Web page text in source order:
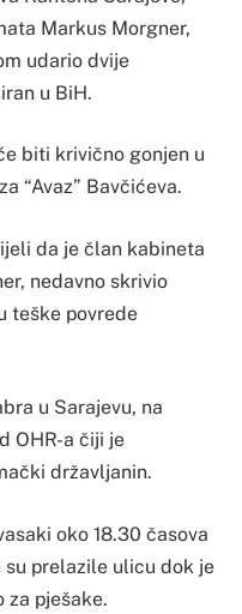
Markus Morgner,
udario dvije
u BiH.
biti krivično gonjen u
“Avaz” Bavčićeva.
da je član kabineta
nedavno skrivio
teške povrede
u Sarajevu, na
OHR-a čiji je
državljanin.
oko 18.30 časova
su prelazile ulicu dok je
za pješake.